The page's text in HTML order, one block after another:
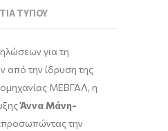
ΤΎΠΟΥ
για τη
από την ίδρυση της
ΜΕΒΓΑΛ, η
Άννα Μάνη-
την